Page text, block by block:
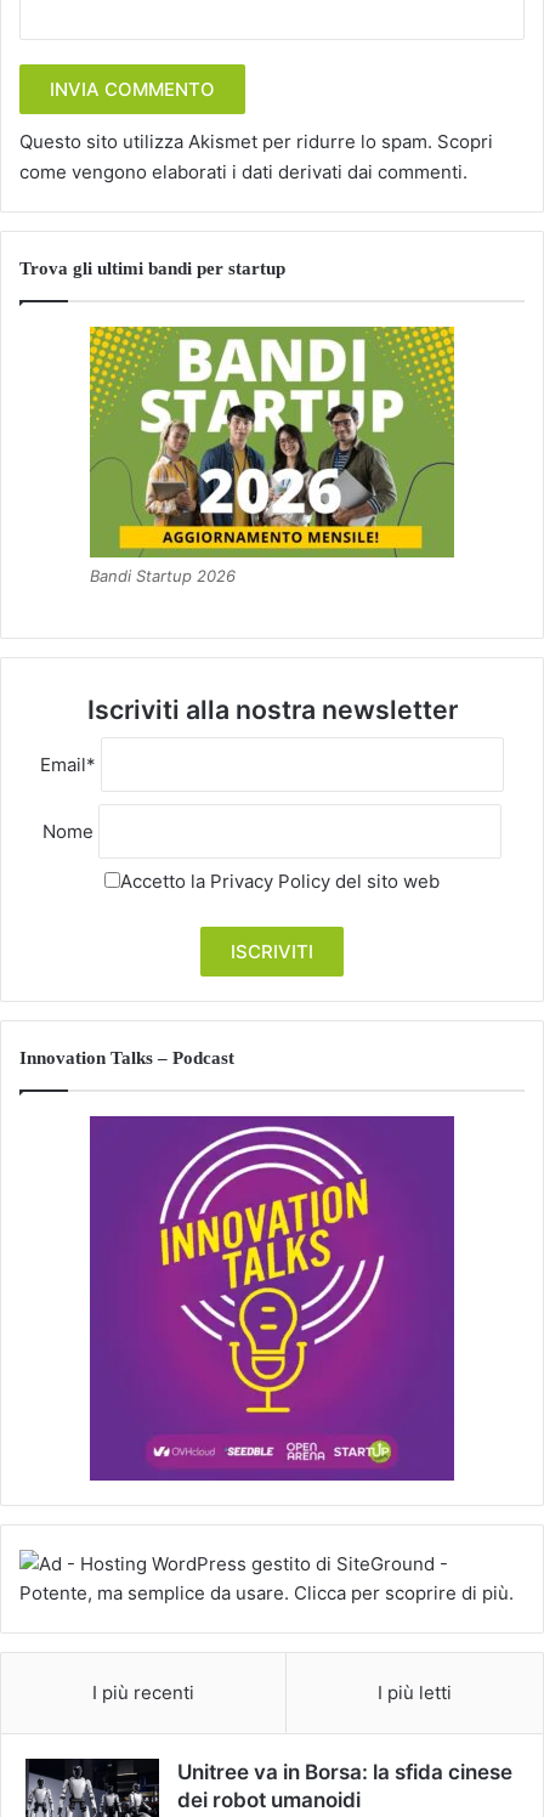
Questo sito utilizza Akismet per ridurre lo spam. Scopri
come vengono elaborati i dati derivati dai commenti.
Trova gli ultimi bandi per startup
Bandi Startup 2026
Iscriviti alla nostra newsletter
Email*
Nome
Accetto la Privacy Policy del sito web
Innovation Talks – Podcast
I più recenti I più letti
Unitree va in Borsa: la sfida cinese
dei robot umanoidi